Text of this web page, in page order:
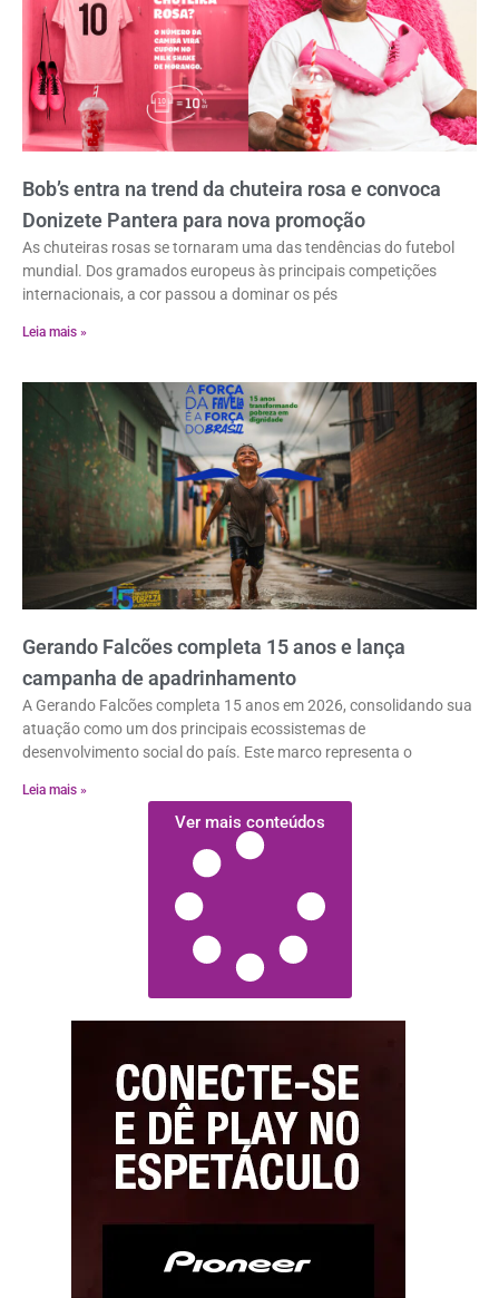
Bob’s entra na trend da chuteira rosa e convoca
Donizete Pantera para nova promoção
As chuteiras rosas se tornaram uma das tendências do futebol
mundial. Dos gramados europeus às principais competições
internacionais, a cor passou a dominar os pés
Leia mais »
Gerando Falcões completa 15 anos e lança
campanha de apadrinhamento
A Gerando Falcões completa 15 anos em 2026, consolidando sua
atuação como um dos principais ecossistemas de
desenvolvimento social do país. Este marco representa o
Leia mais »
Ver mais conteúdos